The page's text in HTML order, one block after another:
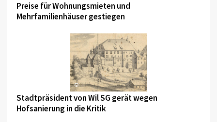
Preise für Wohnungsmieten und
Mehrfamilienhäuser gestiegen
©
Stadtpräsident von Wil SG gerät wegen
Hofsanierung in die Kritik